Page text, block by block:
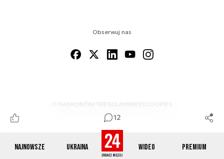
Najnowsze Ukraina Wideo Premium
12
Obserwuj nas
O NAS KONTAKTREGULAMINRSS COOKIES
© 2012-2026 DEFENCE24